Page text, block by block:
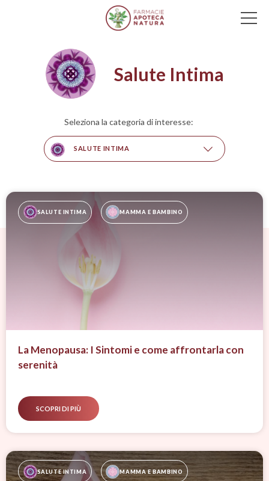
Main Navigation
Salute Intima
Seleziona la categoria di interesse:
SALUTE INTIMA
SALUTE INTIMA MAMMA E BAMBINO
La Menopausa: I Sintomi e come affrontarla con
serenità
SCOPRI DI PIÙ
SALUTE INTIMA MAMMA E BAMBINO